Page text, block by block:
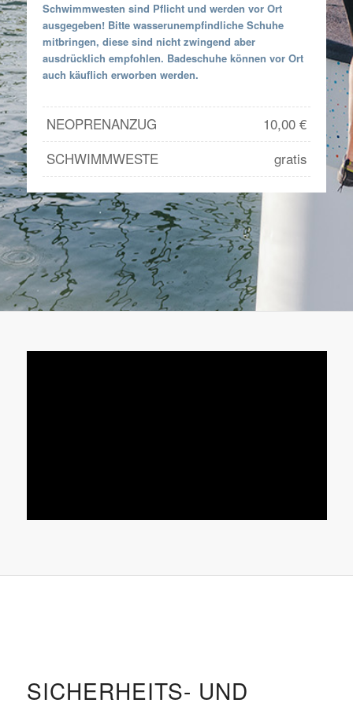
Schwimmwesten sind Pflicht und werden vor Ort
ausgegeben! Bitte wasserunempfindliche Schuhe
mitbringen, diese sind nicht zwingend aber
ausdrücklich empfohlen. Badeschuhe können vor Ort
auch käuflich erworben werden.
NEOPRENANZUG
10,00 €
SCHWIMMWESTE
gratis
SICHERHEITS- UND